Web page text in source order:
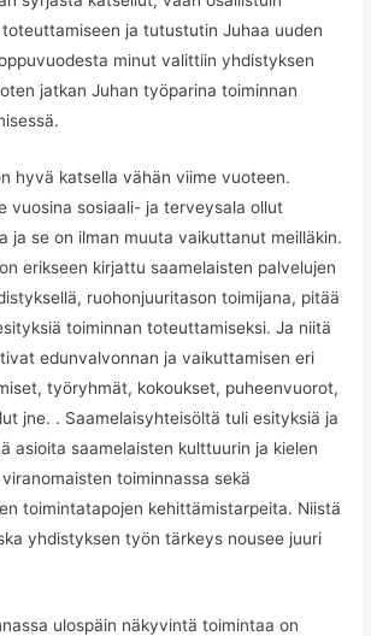
ja tutustutin Juhaa uuden
minut valittiin yhdistyksen
jatkan Juhan työparina toiminnan
hyvä katsella vähän viime vuoteen.
vuosina sosiaali- ja terveysala ollut
ja se on ilman muuta vaikuttanut meilläkin.
erikseen kirjattu saamelaisten palvelujen
ruohonjuuritason toimijana, pitää
toiminnan toteuttamiseksi. Ja niitä
edunvalvonnan ja vaikuttamisen eri
työryhmät, kokoukset, puheenvuorot,
jne. . Saamelaisyhteisöltä tuli esityksiä ja
asioita saamelaisten kulttuurin ja kielen
toiminnassa sekä
toimintatapojen kehittämistarpeita. Niistä
yhdistyksen työn tärkeys nousee juuri
ulospäin näkyvintä toimintaa on